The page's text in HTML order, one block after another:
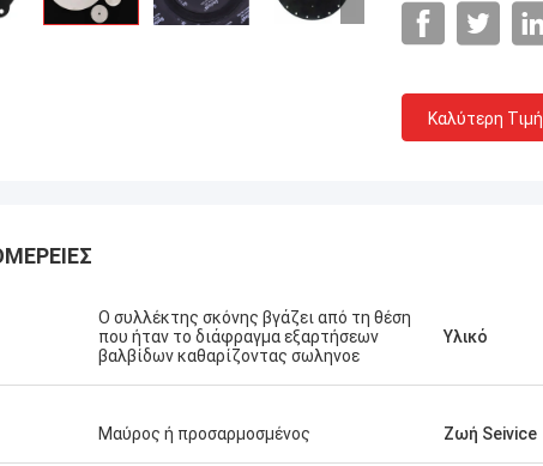
Καλύτερη Τιμή
Ο συλλέκτης σκόνης βγάζει από τη θέση
που ήταν το διάφραγμα εξαρτήσεων
βαλβίδων καθαρίζοντας σωληνοε
Υλικό
Μαύρος ή προσαρμοσμένος Ζωή Seivice